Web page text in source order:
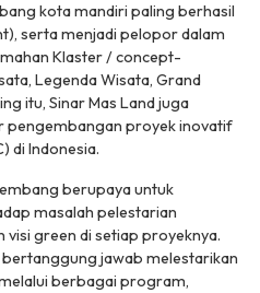
kota mandiri paling berhasil
serta menjadi pelopor dalam
Klaster /concept-
Legenda Wisata, Grand
itu, Sinar Mas Land juga
proyek inovatif
di Indonesia.
berupaya untuk
masalah pelestarian
visi green di setiap proyeknya.
jawab melestarikan
berbagai program,